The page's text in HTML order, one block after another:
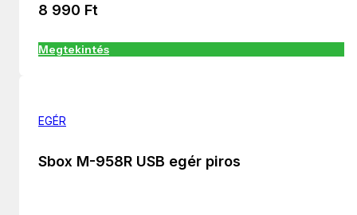
8 990 Ft
Megtekintés
EGÉR
Sbox M-958R USB egér piros